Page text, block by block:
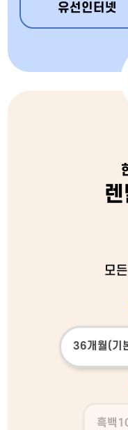
유선인터넷
렌
모
36개월(기
흑백